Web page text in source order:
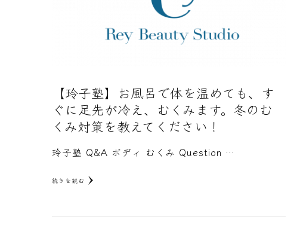
【玲子塾】お風呂で体を温めても、す
ぐに足先が冷え、むくみます。冬のむ
くみ対策を教えてください！
玲子塾 Q&A ボディ むくみ Question …
続きを読む